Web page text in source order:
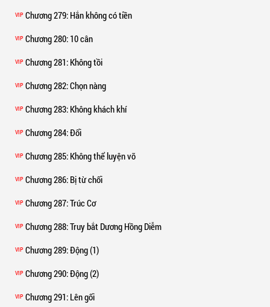
VIP Chương 279: Hắn không có tiền
VIP Chương 280: 10 cân
VIP Chương 281: Không tồi
VIP Chương 282: Chọn nàng
VIP Chương 283: Không khách khí
VIP Chương 284: Đổi
VIP Chương 285: Không thể luyện võ
VIP Chương 286: Bị từ chối
VIP Chương 287: Trúc Cơ
VIP Chương 288: Truy bắt Dương Hồng Diễm
VIP Chương 289: Động (1)
VIP Chương 290: Động (2)
VIP Chương 291: Lên gối